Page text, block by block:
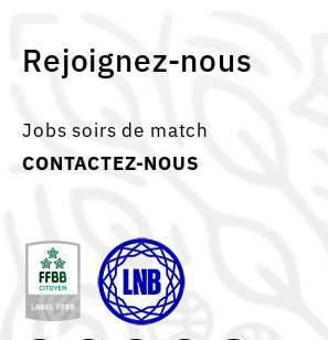
Rejoignez-nous
Jobs soirs de match
CONTACTEZ-NOUS